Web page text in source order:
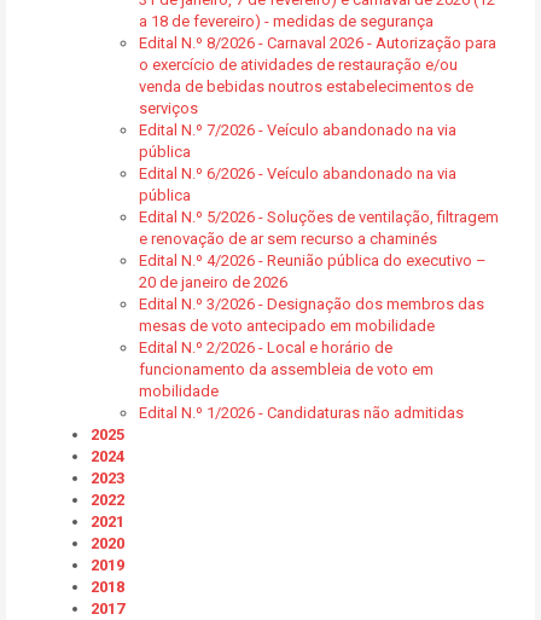
a 18 de fevereiro) - medidas de segurança
Edital N.º 8/2026 - Carnaval 2026 - Autorização para
o exercício de atividades de restauração e/ou
venda de bebidas noutros estabelecimentos de
serviços
Edital N.º 7/2026 - Veículo abandonado na via
pública
Edital N.º 6/2026 - Veículo abandonado na via
pública
Edital N.º 5/2026 - Soluções de ventilação, filtragem
e renovação de ar sem recurso a chaminés
Edital N.º 4/2026 - Reunião pública do executivo –
20 de janeiro de 2026
Edital N.º 3/2026 - Designação dos membros das
mesas de voto antecipado em mobilidade
Edital N.º 2/2026 - Local e horário de
funcionamento da assembleia de voto em
mobilidade
Edital N.º 1/2026 - Candidaturas não admitidas
2025
2024
2023
2022
2021
2020
2019
2018
2017